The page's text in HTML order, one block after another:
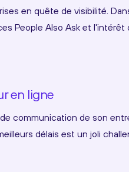
en quête de visibilité.
People Also Ask et l'intérêt
en ligne
communication de son
délais est un joli